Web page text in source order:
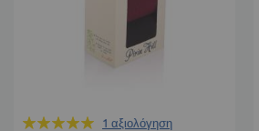
Βαθμολογία:
1 αξιολόγηση